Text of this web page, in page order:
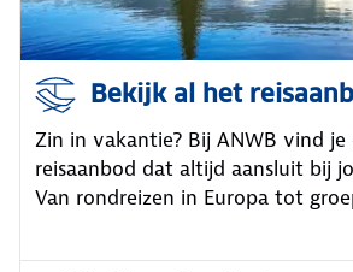
Bekijk al het
Zin in vakantie? Bij ANWB vind je
reisaanbod dat altijd aansluit bij
Van rondreizen in Europa tot